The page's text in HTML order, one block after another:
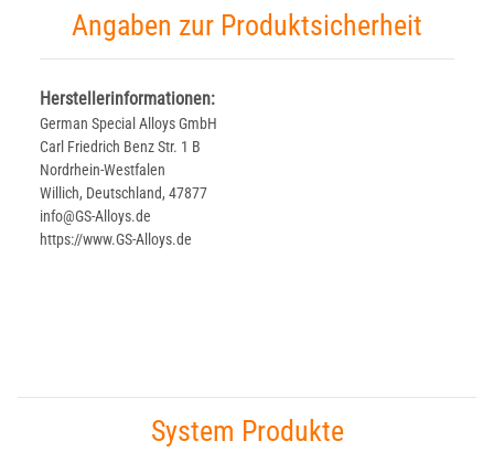
Angaben zur Produktsicherheit
Herstellerinformationen:
German Special Alloys GmbH
Carl Friedrich Benz Str. 1 B
Nordrhein-Westfalen
Willich, Deutschland, 47877
info@GS-Alloys.de
https://www.GS-Alloys.de
System Produkte